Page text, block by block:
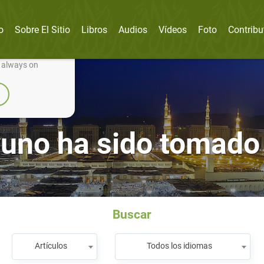
on
Sobre El Sitio Libros Audios Vídeos Foto
ha sido
Buscar
Artículos Todos los idiomas